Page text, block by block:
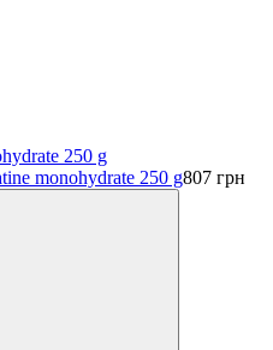
monohydrate 250 g807 грн